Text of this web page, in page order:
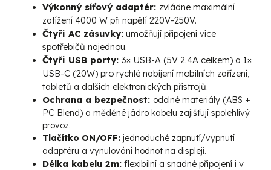
Výkonný síťový adaptér: zvládne maximální
zatížení 4000 W při napětí 220V-250V.
Čtyři AC zásuvky: umožňují připojení více
spotřebičů najednou.
Čtyři USB porty: 3× USB-A (5V 2.4A celkem) a 1×
USB-C (20W) pro rychlé nabíjení mobilních zařízení,
tabletů a dalších elektronických přístrojů.
Ochrana a bezpečnost: odolné materiály (ABS +
PC Blend) a měděné jádro kabelu zajišťují spolehlivý
provoz.
Tlačítko ON/OFF: jednoduché zapnutí/vypnutí
adaptéru a vynulování hodnot na displeji.
Délka kabelu 2m: flexibilní a snadné připojení i v